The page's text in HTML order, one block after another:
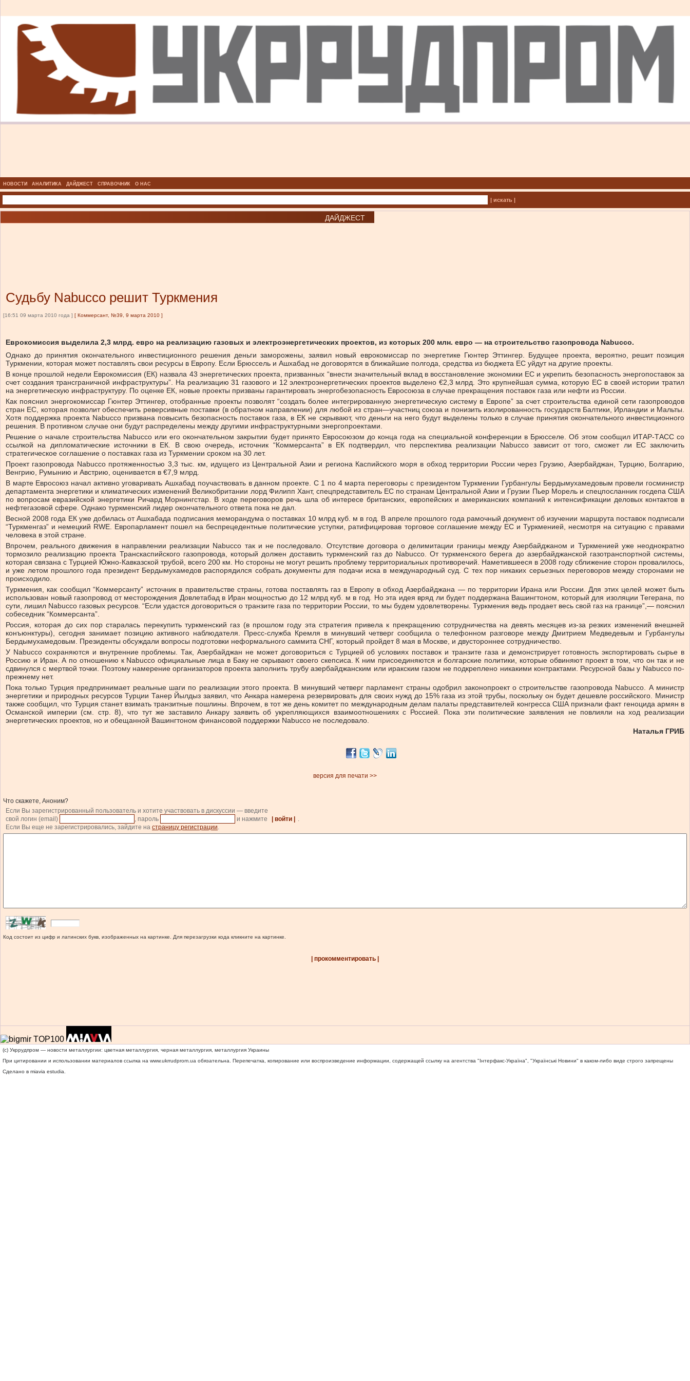
НОВОСТИ АНАЛИТИКА ДАЙДЖЕСТ СПРАВОЧНИК О НАС
| искать |
ДАЙДЖЕСТ
Судьбу Nabucco решит Туркмения
[16:51 09 марта 2010 года ] [ Коммерсант, №39, 9 марта 2010 ]
Еврокомиссия выделила 2,3 млрд. евро на реализацию газовых и электроэнергетических проектов, из которых 200 млн. евро — на строительство газопровода Nabucco.
Однако до принятия окончательного инвестиционного решения деньги заморожены, заявил новый еврокомиссар по энергетике Гюнтер Эттингер. Будущее проекта, вероятно, решит позиция
Туркмении, которая может поставлять свои ресурсы в Европу. Если Брюссель и Ашхабад не договорятся в ближайшие полгода, средства из бюджета ЕС уйдут на другие проекты.
В конце прошлой недели Еврокомиссия (ЕК) назвала 43 энергетических проекта, призванных “внести значительный вклад в восстановление экономики ЕС и укрепить безопасность энергопоставок за
счет создания трансграничной инфраструктуры”. На реализацию 31 газового и 12 электроэнергетических проектов выделено €2,3 млрд. Это крупнейшая сумма, которую ЕС в своей истории тратил
на энергетическую инфраструктуру. По оценке ЕК, новые проекты призваны гарантировать энергобезопасность Евросоюза в случае прекращения поставок газа или нефти из России.
Как пояснил энергокомиссар Гюнтер Эттингер, отобранные проекты позволят “создать более интегрированную энергетическую систему в Европе” за счет строительства единой сети газопроводов
стран ЕС, которая позволит обеспечить реверсивные поставки (в обратном направлении) для любой из стран—участниц союза и понизить изолированность государств Балтики, Ирландии и Мальты.
Хотя поддержка проекта Nabucco призвана повысить безопасность поставок газа, в ЕК не скрывают, что деньги на него будут выделены только в случае принятия окончательного инвестиционного
решения. В противном случае они будут распределены между другими инфраструктурными энергопроектами.
Решение о начале строительства Nabucco или его окончательном закрытии будет принято Евросоюзом до конца года на специальной конференции в Брюсселе. Об этом сообщил ИТАР-ТАСС со
ссылкой на дипломатические источники в ЕК. В свою очередь, источник “Коммерсанта” в ЕК подтвердил, что перспектива реализации Nabucco зависит от того, сможет ли ЕС заключить
стратегическое соглашение о поставках газа из Туркмении сроком на 30 лет.
Проект газопровода Nabucco протяженностью 3,3 тыс. км, идущего из Центральной Азии и региона Каспийского моря в обход территории России через Грузию, Азербайджан, Турцию, Болгарию,
Венгрию, Румынию и Австрию, оценивается в €7,9 млрд.
В марте Евросоюз начал активно уговаривать Ашхабад поучаствовать в данном проекте. С 1 по 4 марта переговоры с президентом Туркмении Гурбангулы Бердымухамедовым провели госминистр
департамента энергетики и климатических изменений Великобритании лорд Филипп Хант, спецпредставитель ЕС по странам Центральной Азии и Грузии Пьер Морель и спецпосланник госдепа США
по вопросам евразийской энергетики Ричард Морнингстар. В ходе переговоров речь шла об интересе британских, европейских и американских компаний к интенсификации деловых контактов в
нефтегазовой сфере. Однако туркменский лидер окончательного ответа пока не дал.
Весной 2008 года ЕК уже добилась от Ашхабада подписания меморандума о поставках 10 млрд куб. м в год. В апреле прошлого года рамочный документ об изучении маршрута поставок подписали
“Туркменгаз” и немецкий RWE. Европарламент пошел на беспрецедентные политические уступки, ратифицировав торговое соглашение между ЕС и Туркменией, несмотря на ситуацию с правами
человека в этой стране.
Впрочем, реального движения в направлении реализации Nabucco так и не последовало. Отсутствие договора о делимитации границы между Азербайджаном и Туркменией уже неоднократно
тормозило реализацию проекта Транскаспийского газопровода, который должен доставить туркменский газ до Nabucco. От туркменского берега до азербайджанской газотранспортной системы,
которая связана с Турцией Южно-Кавказской трубой, всего 200 км. Но стороны не могут решить проблему территориальных противоречий. Наметившееся в 2008 году сближение сторон провалилось,
и уже летом прошлого года президент Бердымухамедов распорядился собрать документы для подачи иска в международный суд. С тех пор никаких серьезных переговоров между сторонами не
происходило.
Туркмения, как сообщил “Коммерсанту” источник в правительстве страны, готова поставлять газ в Европу в обход Азербайджана — по территории Ирана или России. Для этих целей может быть
использован новый газопровод от месторождения Довлетабад в Иран мощностью до 12 млрд куб. м в год. Но эта идея вряд ли будет поддержана Вашингтоном, который для изоляции Тегерана, по
сути, лишил Nabucco газовых ресурсов. “Если удастся договориться о транзите газа по территории России, то мы будем удовлетворены. Туркмения ведь продает весь свой газ на границе”,— пояснил
собеседник “Коммерсанта”.
Россия, которая до сих пор старалась перекупить туркменский газ (в прошлом году эта стратегия привела к прекращению сотрудничества на девять месяцев из-за резких изменений внешней
конъюнктуры), сегодня занимает позицию активного наблюдателя. Пресс-служба Кремля в минувший четверг сообщила о телефонном разговоре между Дмитрием Медведевым и Гурбангулы
Бердымухамедовым. Президенты обсуждали вопросы подготовки неформального саммита СНГ, который пройдет 8 мая в Москве, и двустороннее сотрудничество.
У Nabucco сохраняются и внутренние проблемы. Так, Азербайджан не может договориться с Турцией об условиях поставок и транзите газа и демонстрирует готовность экспортировать сырье в
Россию и Иран. А по отношению к Nabucco официальные лица в Баку не скрывают своего скепсиса. К ним присоединяются и болгарские политики, которые обвиняют проект в том, что он так и не
сдвинулся с мертвой точки. Поэтому намерение организаторов проекта заполнить трубу азербайджанским или иракским газом не подкреплено никакими контрактами. Ресурсной базы у Nabucco по-
прежнему нет.
Пока только Турция предпринимает реальные шаги по реализации этого проекта. В минувший четверг парламент страны одобрил законопроект о строительстве газопровода Nabucco. А министр
энергетики и природных ресурсов Турции Танер Йылдыз заявил, что Анкара намерена резервировать для своих нужд до 15% газа из этой трубы, поскольку он будет дешевле российского. Министр
также сообщил, что Турция станет взимать транзитные пошлины. Впрочем, в тот же день комитет по международным делам палаты представителей конгресса США признали факт геноцида армян в
Османской империи (см. стр. 8), что тут же заставило Анкару заявить об укрепляющихся взаимоотношениях с Россией. Пока эти политические заявления не повлияли на ход реализации
энергетических проектов, но и обещанной Вашингтоном финансовой поддержки Nabucco не последовало.
Наталья ГРИБ
версия для печати >>
Что скажете, Аноним?
Если Вы зарегистрированный пользователь и хотите участвовать в дискуссии — введите
свой логин (email)
, пароль и нажмите | войти |
.
Если Вы еще не зарегистрировались, зайдите на страницу регистрации.
Код состоит из цифр и латинских букв, изображенных на картинке. Для перезагрузки кода кликните на картинке.
| прокомментировать |
(c) Укррудпром — новости металлургии: цветная металлургия, черная металлургия, металлургия Украины
При цитировании и использовании материалов ссылка на www.ukrrudprom.ua обязательна. Перепечатка, копирование или воспроизведение информации, содержащей ссылку на агентства "Iнтерфакс-Україна", "Українськi Новини" в каком-либо виде строго запрещены
Сделано в miavia estudia.